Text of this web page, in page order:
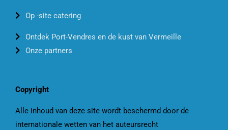
Op -site catering
Ontdek Port-Vendres en de kust van Vermeille
Onze partners
Copyright
Alle inhoud van deze site wordt beschermd door de
internationale wetten van het auteursrecht